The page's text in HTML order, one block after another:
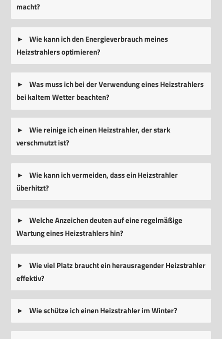
macht?
Wie kann ich den Energieverbrauch meines
Heizstrahlers optimieren?
Was muss ich bei der Verwendung eines Heizstrahlers
bei kaltem Wetter beachten?
Wie reinige ich einen Heizstrahler, der stark
verschmutzt ist?
Wie kann ich vermeiden, dass ein Heizstrahler
überhitzt?
Welche Anzeichen deuten auf eine regelmäßige
Wartung eines Heizstrahlers hin?
Wie viel Platz braucht ein herausragender Heizstrahler
effektiv?
Wie schütze ich einen Heizstrahler im Winter?